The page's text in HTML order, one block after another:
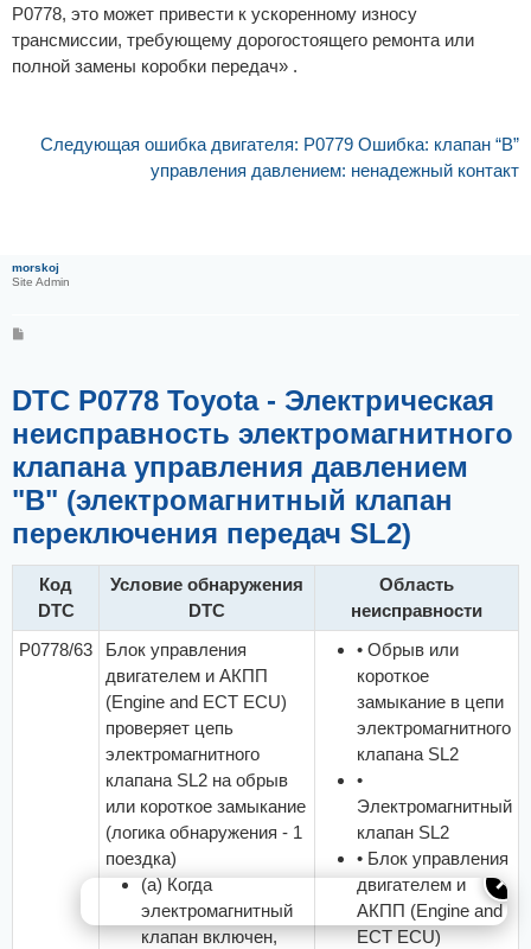
✕
P0778, это может привести к ускоренному износу
трансмиссии, требующему дорогостоящего ремонта или
полной замены коробки передач» .
Следующая ошибка двигателя: P0779 Ошибка: клапан “B”
управления давлением: ненадежный контакт
morskoj
Site Admin
щ
е
и
е
DTC P0778 Toyota - Электрическая
неисправность электромагнитного
клапана управления давлением
"B" (электромагнитный клапан
переключения передач SL2)
Код
DTC
Условие обнаружения
DTC
Область
неисправности
P0778/63
Блок управления
двигателем и АКПП
(Engine and ECT ECU)
проверяет цепь
электромагнитного
клапана SL2 на обрыв
или короткое замыкание
(логика обнаружения - 1
поездка)
(a) Когда
электромагнитный
клапан включен,
• Обрыв или
короткое
замыкание в цепи
электромагнитного
клапана SL2
•
Электромагнитный
клапан SL2
• Блок управления
двигателем и
АКПП (Engine and
ECT ECU)